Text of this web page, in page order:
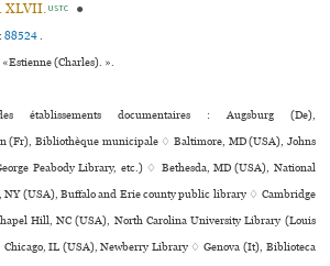
XLVII. USTC ●
:88524.
(Charles). ».
établissements documentaires : Augsburg (De),
(Fr), Bibliothèque muni­ci­pale ♢ Baltimore, MD (USA), Johns
Peabody Library, etc.) ♢ Bethesda, MD (USA), National
(USA), Buffalo and Erie county public library ♢ Cambridge
Hill, NC (USA), North Carolina University Library (Louis
IL (USA), Newberry Library ♢ Genova (It), Biblioteca